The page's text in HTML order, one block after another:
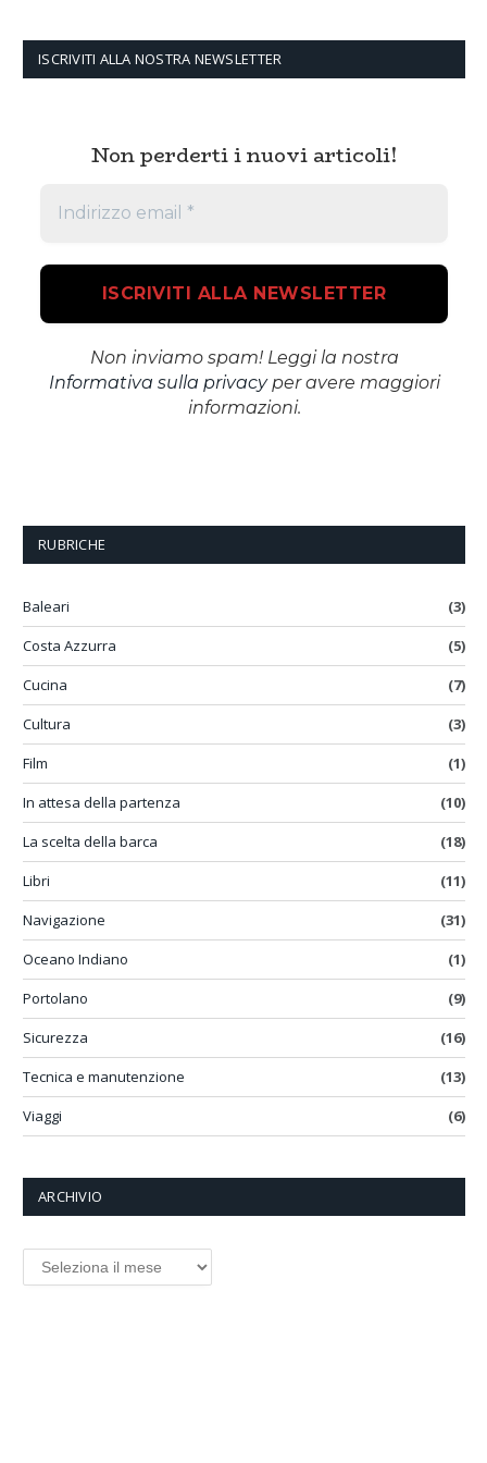
ISCRIVITI ALLA NOSTRA NEWSLETTER
Non perderti i nuovi articoli!
Non inviamo spam! Leggi la nostra
Informativa sulla privacyper avere maggiori
informazioni.
RUBRICHE
Baleari
(3)
Costa Azzurra
(5)
Cucina
(7)
Cultura
(3)
Film
(1)
In attesa della partenza
(10)
La scelta della barca
(18)
Libri
(11)
Navigazione
(31)
Oceano Indiano
(1)
Portolano
(9)
Sicurezza
(16)
Tecnica e manutenzione
(13)
Viaggi
(6)
ARCHIVIO
ARCHIVIO